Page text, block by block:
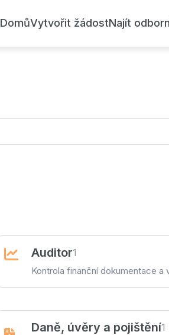
DomůVytvořit žádostNajít
Auditor1
Kontrola finanční dokumentace a
Daně, úvěry a pojištění1